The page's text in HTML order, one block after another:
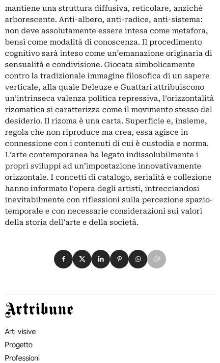
mantiene una struttura diffusiva, reticolare, anziché
arborescente. Anti-albero, anti-radice, anti-sistema:
non deve assolutamente essere intesa come metafora,
bensì come modalità di conoscenza. Il procedimento
cognitivo sarà inteso come un’emanazione originaria di
sensualità e condivisione. Giocata simbolicamente
contro la tradizionale immagine filosofica di un sapere
verticale, alla quale Deleuze e Guattari attribuiscono
un’intrinseca valenza politica repressiva, l’orizzontalità
rizomatica si caratterizza come il movimento stesso del
desiderio. Il rizoma è una carta. Superficie e, insieme,
regola che non riproduce ma crea, essa agisce in
connessione con i contenuti di cui è custodia e norma.
L’arte contemporanea ha legato indissolubilmente i
propri sviluppi ad un’impostazione innovativamente
orizzontale. I concetti di catalogo, serialità e collezione
hanno informato l’opera degli artisti, intrecciandosi
inevitabilmente con riflessioni sulla percezione spazio-
temporale e con necessarie considerazioni sui valori
della storia dell’arte e della società.
Condividi su Facebook
Condividi su X
Condividi su LinkedIn
Condividi su Pinterest
Condividi su WhatsApp
Condividi su Email
Artribune
Arti visive
Progetto
Professioni